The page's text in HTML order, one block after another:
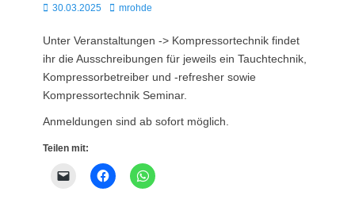
Posted
30.03.2025 Autor
mrohde
Unter Veranstaltungen -> Kompressortechnik findet
ihr die Ausschreibungen für jeweils ein Tauchtechnik,
Kompressorbetreiber und -refresher sowie
Kompressortechnik Seminar.
Anmeldungen sind ab sofort möglich.
Teilen mit: